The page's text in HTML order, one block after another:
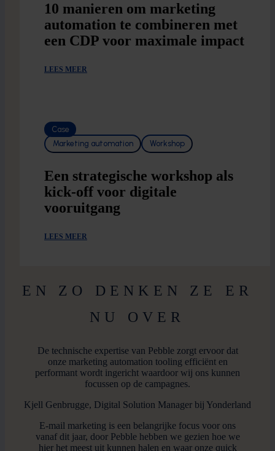
10 manieren om marketing
automation te combineren met
een CDP voor maximale impact
LEES MEER
Case
Marketing automation
Workshop
Een strategische workshop als
kick-off voor digitale
vooruitgang
LEES MEER
EN ZO DENKEN ZE ER
NU OVER
De technische expertise van Pebble zorgt ervoor dat
onze marketing automation tooling efficiënt en
performant wordt ingericht waardoor wij ons kunnen
focussen op de campagnes.
Kjell Genbrugge, Digital Solution Manager bij Yonderland
E-mail marketing is een belangrijke focus voor ons
vanaf dit jaar, door Pebble hebben we gezien hoe we
hier het meest uit kunnen halen en waar onze quick